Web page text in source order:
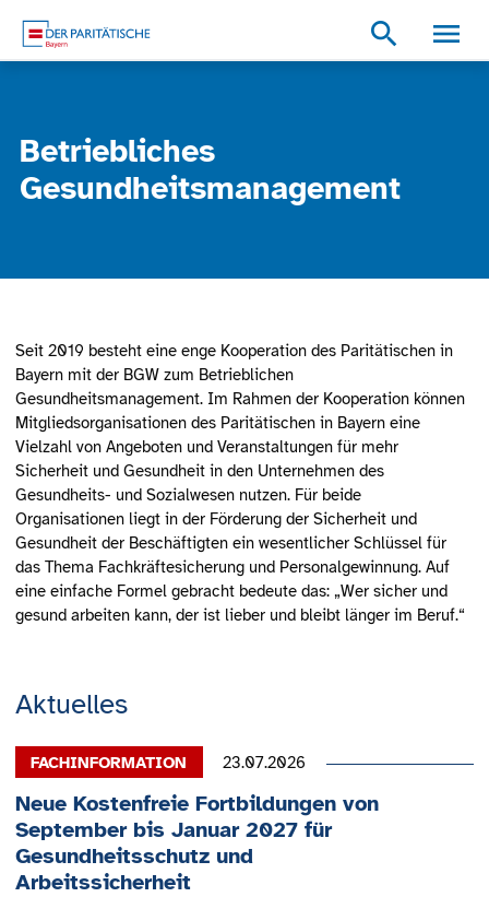
search
Betriebliches
Gesundheitsmanagement
Seit 2019 besteht eine enge Kooperation des Paritätischen in
Bayern mit der BGW zum Betrieblichen
Gesundheitsmanagement. Im Rahmen der Kooperation können
Mitgliedsorganisationen des Paritätischen in Bayern eine
Vielzahl von Angeboten und Veranstaltungen für mehr
Sicherheit und Gesundheit in den Unternehmen des
Gesundheits- und Sozialwesen nutzen. Für beide
Organisationen liegt in der Förderung der Sicherheit und
Gesundheit der Beschäftigten ein wesentlicher Schlüssel für
das Thema Fachkräftesicherung und Personalgewinnung. Auf
eine einfache Formel gebracht bedeute das: „Wer sicher und
gesund arbeiten kann, der ist lieber und bleibt länger im Beruf.“
Aktuelles
Neue Kostenfreie Fortbildungen von
September bis Januar 2027 für
Gesundheitsschutz und
Arbeitssicherheit
23.07.2026